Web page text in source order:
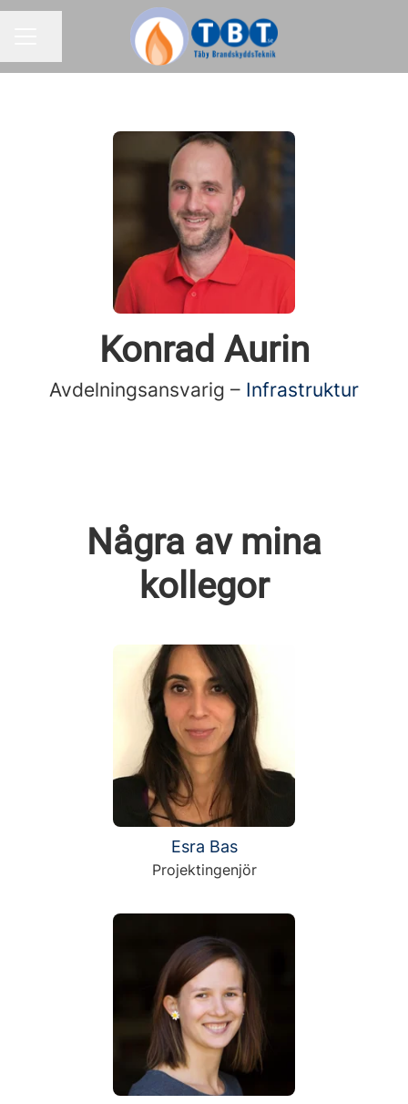
Konrad Aurin
Avdelningsansvarig – Infrastruktur
Några av mina
kollegor
Esra Bas
Projektingenjör